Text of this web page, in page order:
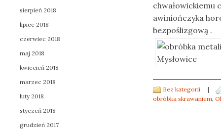
chwałowickiemu
awiniończyka
bezpoślizgową .
Bez kategorii
|
obróbka skrawaniem,
sierpień 2018
lipiec 2018
czerwiec 2018
maj 2018
kwiecień 2018
marzec 2018
luty 2018
styczeń 2018
grudzień 2017